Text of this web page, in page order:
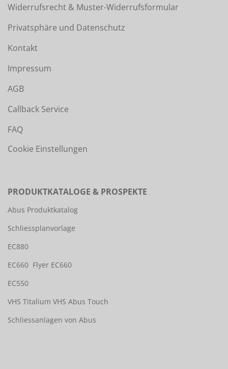
Widerrufsrecht & Muster-Widerrufsformular
Privatsphäre und Datenschutz
Kontakt
Impressum
AGB
Callback Service
FAQ
Cookie Einstellungen
PRODUKTKATALOGE & PROSPEKTE
Abus Produktkatalog
Schliessplanvorlage
EC880
EC660 Flyer EC660
EC550
VHS Titalium VHS Abus Touch
Schliessanlagen von Abus